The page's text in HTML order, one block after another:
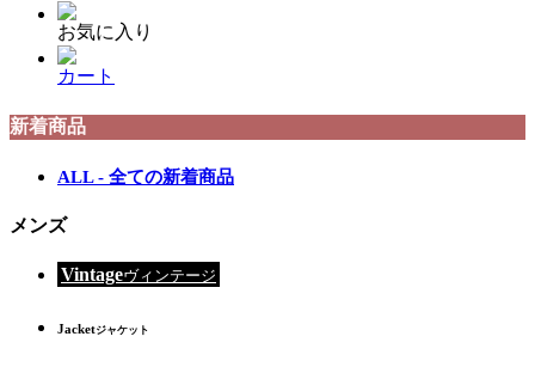
お気に入り
カート
新着商品
ALL - 全ての新着商品
メンズ
Vintageヴィンテージ
Jacketジャケット